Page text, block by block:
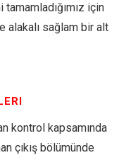
için
alakalı sağlam bir alt
kontrol kapsamında
çıkış bölümünde